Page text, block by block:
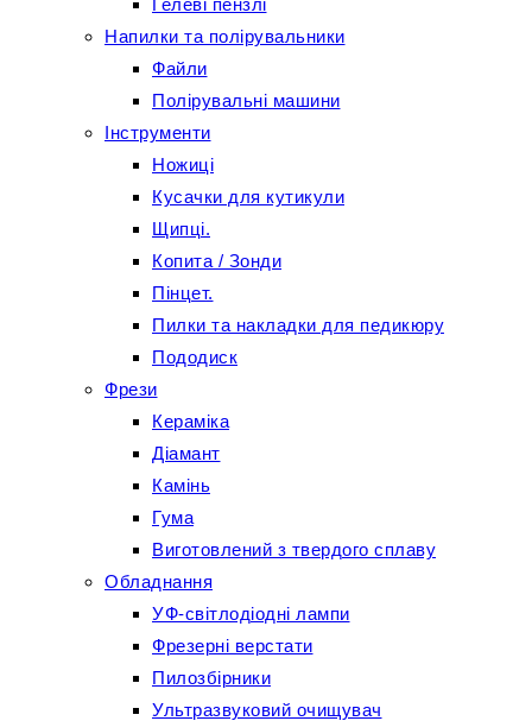
Гелеві пензлі
Напилки та полірувальники
Файли
Полірувальні машини
Інструменти
Ножиці
Кусачки для кутикули
Щипці.
Копита / Зонди
Пінцет.
Пилки та накладки для педикюру
Пододиск
Фрези
Кераміка
Діамант
Камінь
Гума
Виготовлений з твердого сплаву
Обладнання
УФ-світлодіодні лампи
Фрезерні верстати
Пилозбірники
Ультразвуковий очищувач